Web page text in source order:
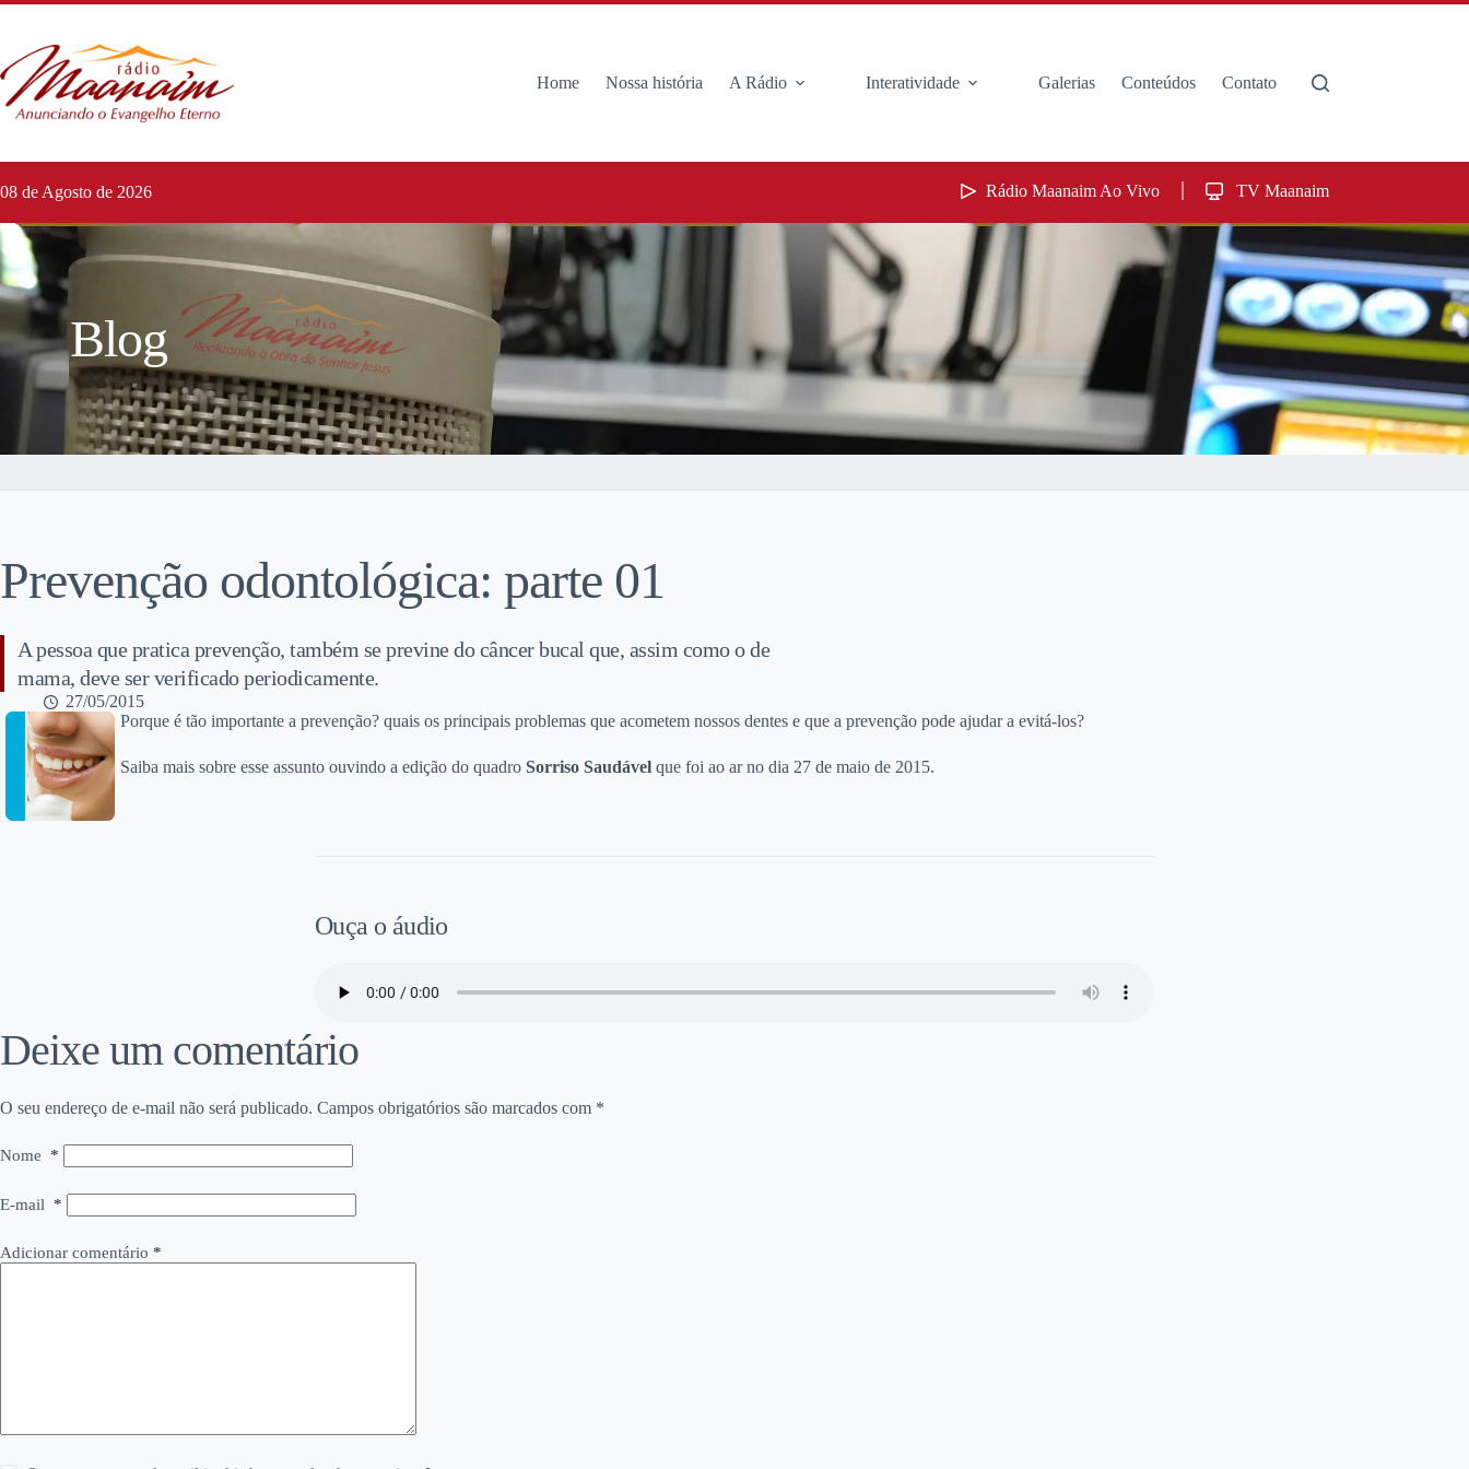
Home Nossa história A Rádio Interatividade Galerias Conteúdos Contato
08 de Agosto de 2026 Rádio Maanaim Ao Vivo TV Maanaim
Blog
Prevenção odontológica: parte 01
A pessoa que pratica prevenção, também se previne do câncer bucal que, assim como o de
mama, deve ser verificado periodicamente.
27/05/2015
Porque é tão importante a prevenção? quais os principais problemas que acometem nossos dentes e que a prevenção pode ajudar a evitá-los?
Saiba mais sobre esse assunto ouvindo a edição do quadro Sorriso Saudável que foi ao ar no dia 27 de maio de 2015.
Ouça o áudio
Deixe um comentário
O seu endereço de e-mail não será publicado. Campos obrigatórios são marcados com *
Nome *
E-mail *
Adicionar comentário *